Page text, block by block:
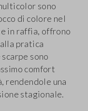
sono
di colore nel
in raffia, offrono
pratica
sono
comfort
rendendole una
stagionale.